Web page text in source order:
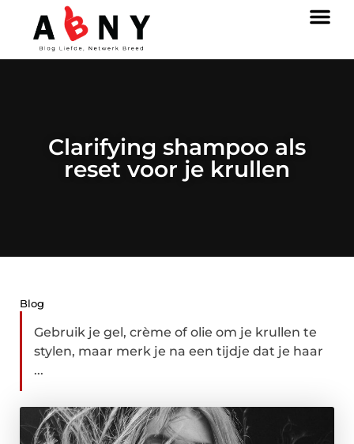
Clarifying shampoo als
reset voor je krullen
Blog
Gebruik je gel, crème of olie om je krullen te
stylen, maar merk je na een tijdje dat je haar
...